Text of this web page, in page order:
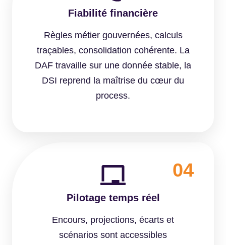
Fiabilité financière
Règles métier gouvernées, calculs
traçables, consolidation cohérente. La
DAF travaille sur une donnée stable, la
DSI reprend la maîtrise du cœur du
process.
04
Pilotage temps réel
Encours, projections, écarts et
scénarios sont accessibles